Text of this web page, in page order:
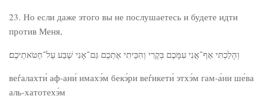
23. Но если даже этого вы не послушаетесь и будете идти
против Меня,
וְהָלַכְתִּי אַף־אֲנִי עִמָּכֶם בְּקֶרִי וְהִכֵּיתִי אֶתְכֶם גַּם־אָנִי שֶׁבַע עַל־חַטֹּאתֵיכֶם׃
веѓалахти́ аф-ани́ имахэ́м бекэ́ри веѓикети́ этхэ́м гам-а́ни ше́ва
аль-хатотехэ́м